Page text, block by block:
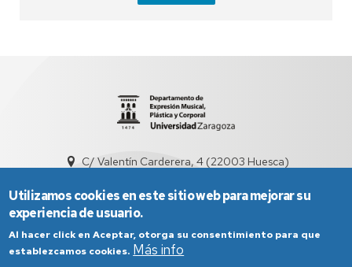
C/ Valentín Carderera, 4 (22003 Huesca)
Utilizamos cookies en este sitio web para mejorar su
experiencia de usuario.
Al hacer click en Aceptar, otorga su consentimiento para que
establezcamos cookies. Más info